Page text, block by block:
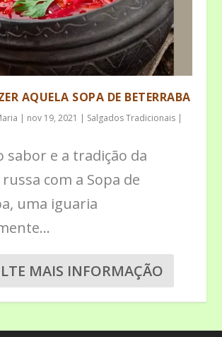
AQUELA SOPA DE BETERRABA
| nov 19, 2021 | Salgados Tradicionais |
sabor e a tradição da
com a Sopa de
uma iguaria
MAIS INFORMAÇÃO